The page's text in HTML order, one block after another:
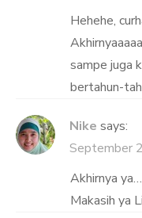
Hehehe,
sampe juga
bertahun-
Nike says:
September
Akhirnya
Makasih ya